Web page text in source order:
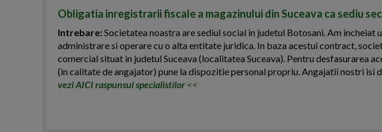
Obligatia inregistrarii fiscale a magazinului din Suceava ca sediu
Intrebare:Societatea noastra are sediul social in judetul Botosani. Am
administrare si operare cu o alta entitate juridica. In baza acestui contract,
comercial situat in judetul Suceava (localitatea Suceava). Pentru desfasurarea
(in calitate de angajator) pune la dispozitie personal propriu. Angajatii nostri isi
vezi AICI raspunsul specialistilor <<